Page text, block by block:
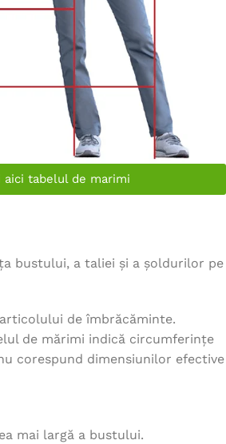
aici tabelul de marimi
bustului, a taliei și a șoldurilor pe
de îmbrăcăminte.
de mărimi indică circumferințe
corespund dimensiunilor efective
mai largă a bustului.